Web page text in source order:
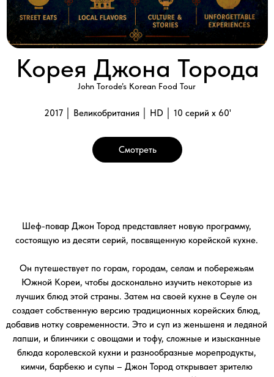
Шеф-повар Джон Тород представляет новую программу,
состоящую из десяти серий, посвященную корейской кухне.
Он путешествует по горам, городам, селам и побережьям
Южной Кореи, чтобы досконально изучить некоторые из
лучших блюд этой страны. Затем на своей кухне в Сеуле он
лапши, и блинчики с овощами и тофу, сложные и изысканные
кимчи, барбекю и супы – Джон Тород открывает зрителю
неповторимый вкус экзотической Кореи.